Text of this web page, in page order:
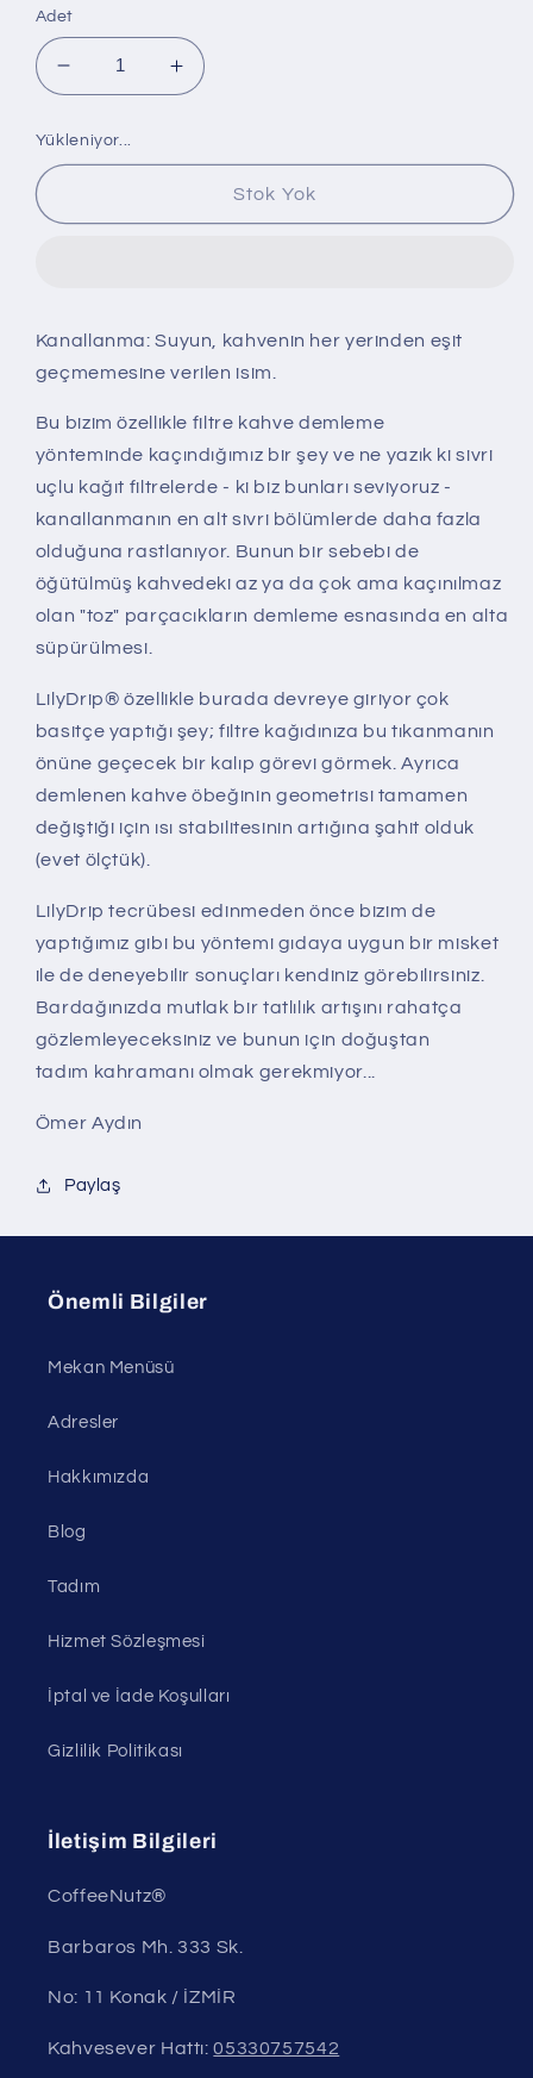
Adet
LilyDrip
için
adedi
azaltın
LilyDrip
için
Yükleniyor...
Stok Yok
Kanallanma: Suyun, kahvenin her yerinden eşit
geçmemesine verilen isim.
Bu bizim özellikle filtre kahve demleme
yönteminde kaçındığımız bir şey ve ne yazık ki sivri
uçlu kağıt filtrelerde - ki biz bunları seviyoruz -
kanallanmanın en alt sivri bölümlerde daha fazla
olduğuna rastlanıyor. Bunun bir sebebi de
öğütülmüş kahvedeki az ya da çok ama kaçınılmaz
olan "toz" parçacıkların demleme esnasında en alta
süpürülmesi.
LilyDrip® özellikle burada devreye giriyor çok
basitçe yaptığı şey; filtre kağıdınıza bu tıkanmanın
önüne geçecek bir kalıp görevi görmek. Ayrıca
demlenen kahve öbeğinin geometrisi tamamen
değiştiği için ısı stabilitesinin artığına şahit olduk
(evet ölçtük).
LilyDrip tecrübesi edinmeden önce bizim de
yaptığımız gibi bu yöntemi gıdaya uygun bir misket
ile de deneyebilir sonuçları kendiniz görebilirsiniz.
Bardağınızda mutlak bir tatlılık artışını rahatça
gözlemleyeceksiniz ve bunun için doğuştan
tadım kahramanı olmak gerekmiyor...
Ömer Aydın
Paylaş
Önemli Bilgiler
Mekan Menüsü
Adresler
Hakkımızda
Blog
Tadım
Hizmet Sözleşmesi
İptal ve İade Koşulları
Gizlilik Politikası
İletişim Bilgileri
CoffeeNutz®
Barbaros Mh. 333 Sk.
No: 11 Konak / İZMİR
Kahvesever Hattı:05330757542